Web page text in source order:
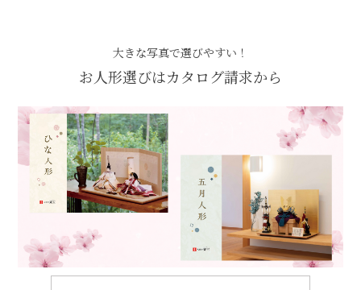
大きな写真で選びやすい！
お人形選びはカタログ請求から